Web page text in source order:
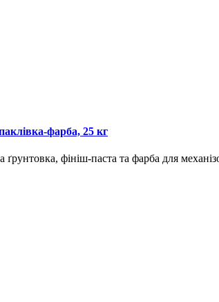
фарба, 25 кг
фініш-паста та фарба для